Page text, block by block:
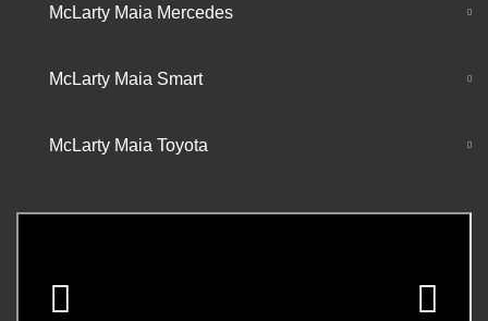
McLarty Maia Mercedes
McLarty Maia Smart
McLarty Maia Toyota